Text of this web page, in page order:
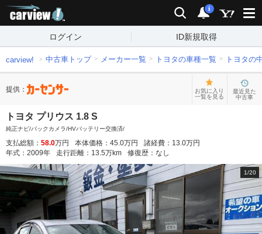
検索 通知
i
ログイン ID新規取得
carview! 中古車トップ メーカー一覧 トヨタの車種一覧 トヨタの
提供：
お気に入り
一覧を見る
最近見た
中古車
トヨタ プリウス 1.8 S
純正ナビ/バックカメラ/HVバッテリー交換済/
支払総額： 58.0万円 本体価格： 45.0万円 諸経費： 13.0万円
年式： 2009年 走行距離： 13.5万km 修復歴： なし
1/20